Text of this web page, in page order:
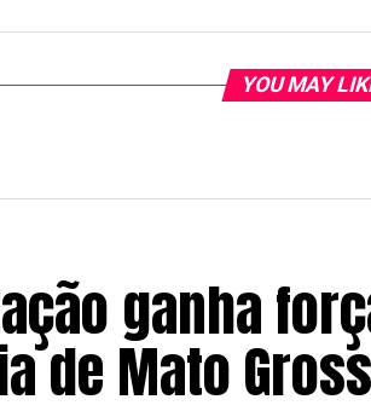
YOU MAY
ganha
de Mato